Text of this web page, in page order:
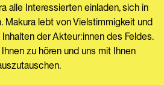
alle Interessierten einladen, sich in
Makura lebt von Vielstimmigkeit und
der Akteur:innen des Feldes.
zu hören und uns mit Ihnen